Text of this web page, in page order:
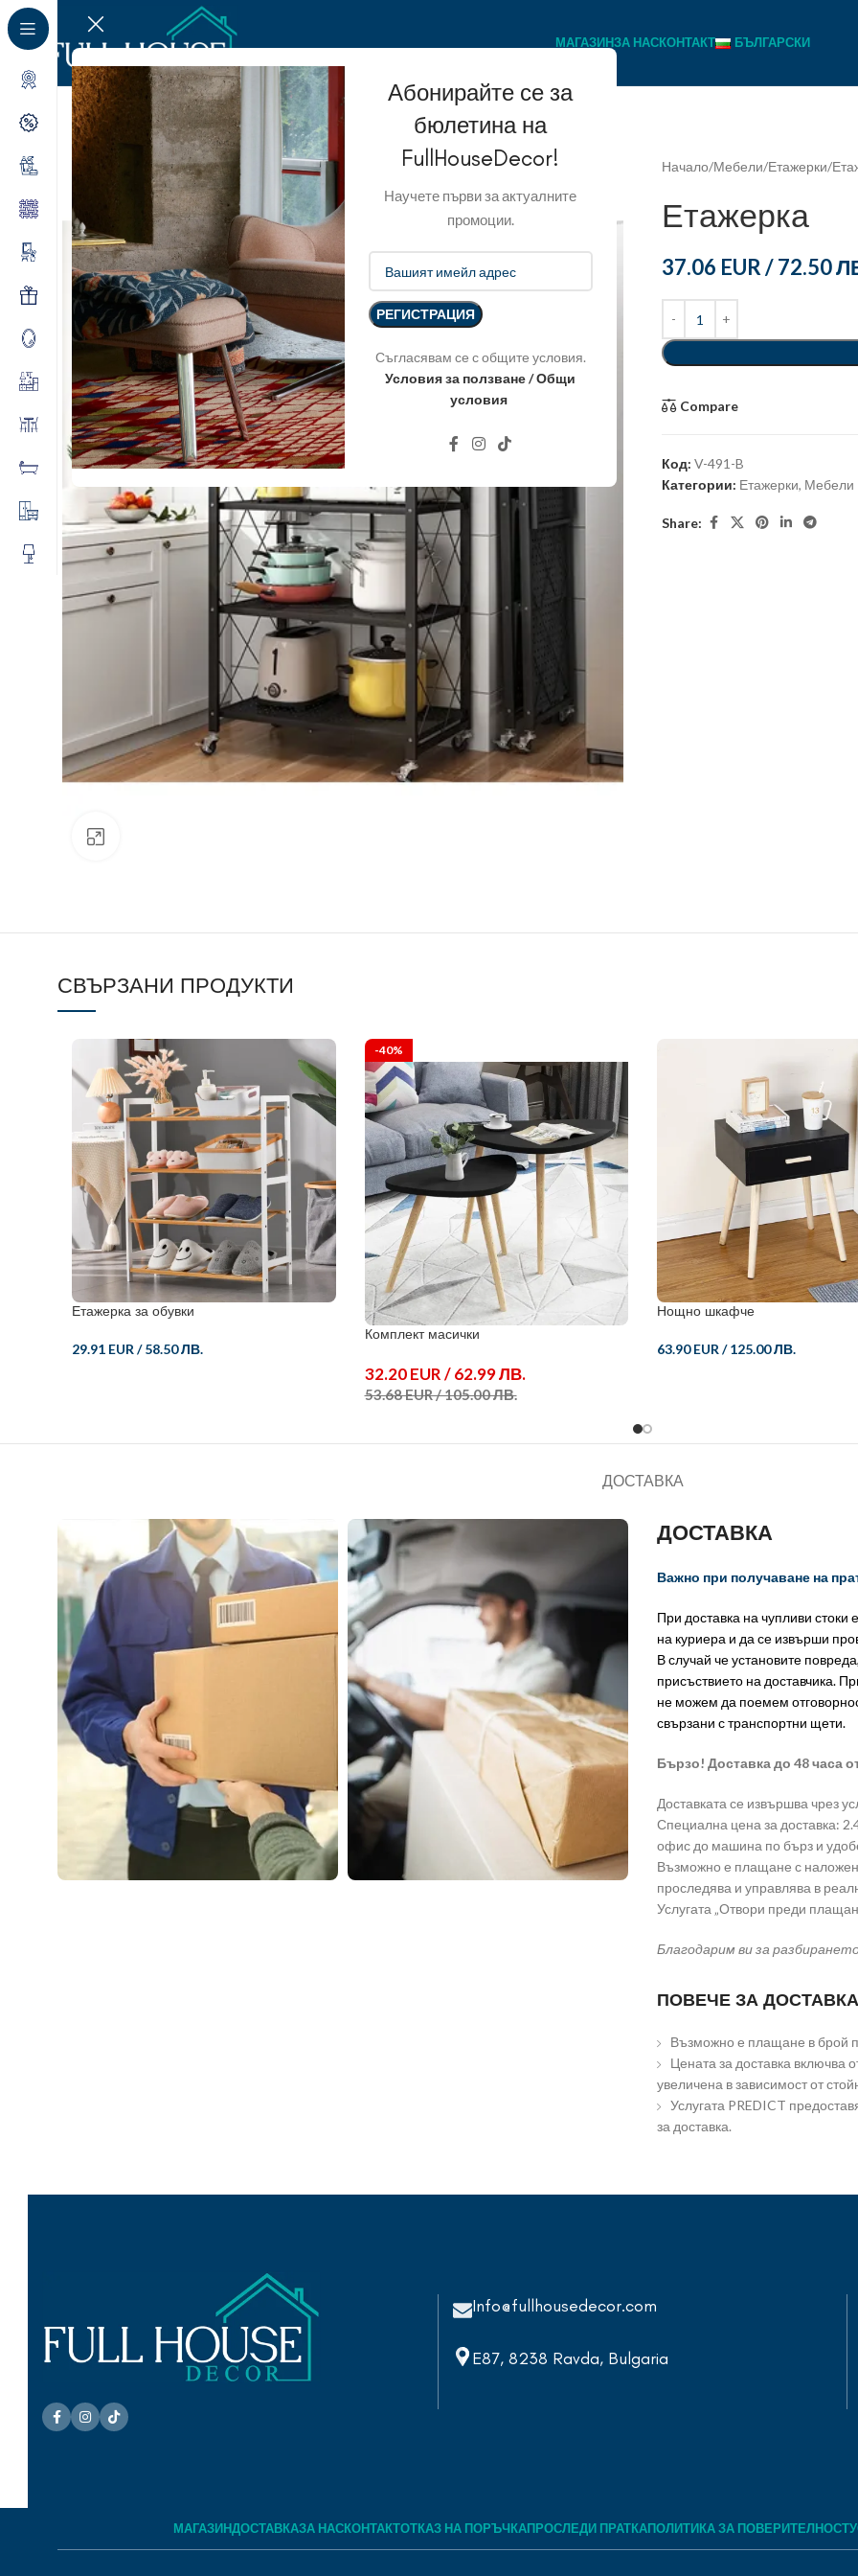
Абонирайте се за
бюлетина на
FullHouseDecor!
Научете първи за актуалните
промоции.
Съгласявам се с общите условия.
Условия за ползване / Общи
условия
МАГАЗИНЗА НАСКОНТАКТ БЪЛГАРСКИ
Начало Мебели Етажерки
Етажерка
37.06 EUR/72.50
Compare
Код: V-491-B
Категории: Етажерки, Мебели
Share:
СВЪРЗАНИ ПРОДУКТИ
Етажерка за обувки
29.91 EUR /58.50 ЛВ.
-40%
Комплект масички
53.68 EUR / 105.00 ЛВ.
32.20 EUR / 62.99 ЛВ.
Нощно шкафче
63.90 EUR /125.00 ЛВ.
ДОСТАВКА
ДОСТАВКА
Важно при получаване на
При доставка на чупливи
на куриера и да се извърши
В случай че установите
присъствието на доставчика.
не можем да поемем
свързани с транспортни щети.
Бързо! Доставка до 48 часа
Доставката се извършва чрез
Специална цена за доставка:
офис до машина по бърз и
Възможно е плащане с
проследява и управлява в
Услугата „Отвори преди
Благодарим ви за
ПОВЕЧЕ ЗА
Възможно е плащане в брой
Цената за доставка включва
увеличена в зависимост от
Услугата PREDICT
за доставка.
Info@fullhousedecor.com
E87, 8238 Ravda, Bulgaria
МАГАЗИНДОСТАВКАЗА НАСКОНТАКТОТКАЗ НА ПОРЪЧКАПРОСЛЕДИ ПРАТКАПОЛИТИКА ЗА ПОВЕРИТЕЛНОСТ